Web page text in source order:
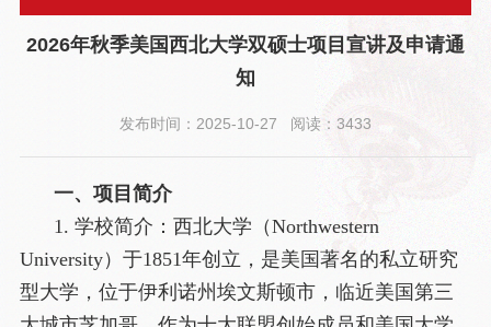
2026年秋季美国西北大学双硕士项目宣讲及申请通
知
发布时间：2025-10-27 阅读：3433
一、项目简介
1. 学校简介：西北大学（Northwestern
University）于1851年创立，是美国著名的私立研究
型大学，位于伊利诺州埃文斯顿市，临近美国第三